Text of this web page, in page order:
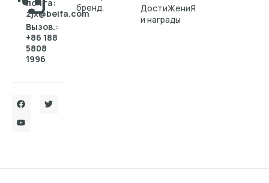
почта:
zjx@beifa.com
Вызов.:
+86 188
5808
1996
бренд.
ДостиЖениЯ
и награды